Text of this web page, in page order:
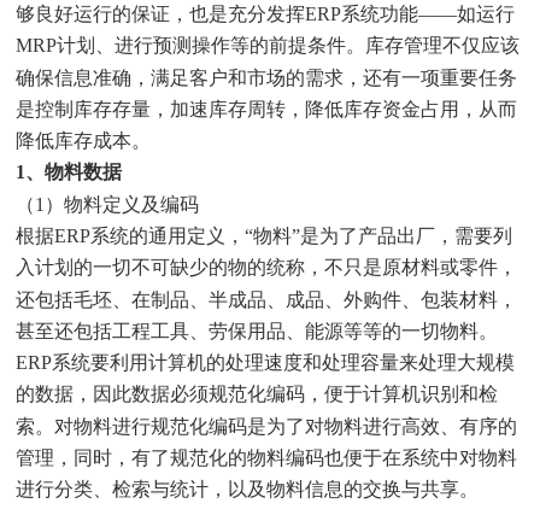
够良好运行的保证，也是充分发挥ERP系统功能――如运行
MRP计划、进行预测操作等的前提条件。库存管理不仅应该
确保信息准确，满足客户和市场的需求，还有一项重要任务
是控制库存存量，加速库存周转，降低库存资金占用，从而
降低库存成本。
1、物料数据
（1）物料定义及编码
根据ERP系统的通用定义，“物料”是为了产品出厂，需要列
入计划的一切不可缺少的物的统称，不只是原材料或零件，
还包括毛坯、在制品、半成品、成品、外购件、包装材料，
甚至还包括工程工具、劳保用品、能源等等的一切物料。
ERP系统要利用计算机的处理速度和处理容量来处理大规模
的数据，因此数据必须规范化编码，便于计算机识别和检
索。对物料进行规范化编码是为了对物料进行高效、有序的
管理，同时，有了规范化的物料编码也便于在系统中对物料
进行分类、检索与统计，以及物料信息的交换与共享。